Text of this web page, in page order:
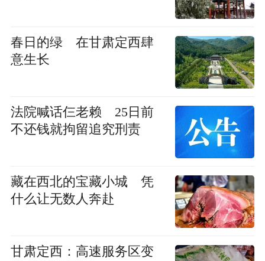
春日的绿 在甘肃定西肆
意生长
法院喊话仨老赖 25日前
不还钱就拘留追究刑责
藏在西北的宝藏小城 凭
什么让无数人奔赴
甘肃定西：高速服务区变